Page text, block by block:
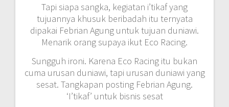
Tapi siapa sangka, kegiatan i’tikaf yang
tujuannya khusuk beribadah itu ternyata
dipakai Febrian Agung untuk tujuan duniawi.
Menarik orang supaya ikut Eco Racing.
Sungguh ironi. Karena Eco Racing itu bukan
cuma urusan duniawi, tapi urusan duniawi yang
sesat. Tangkapan posting Febrian Agung.
‘I’tikaf’ untuk bisnis sesat